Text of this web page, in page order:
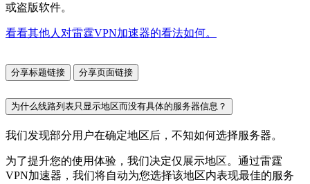
或盗版软件。
看看其他人对雷霆VPN加速器的看法如何。
分享标题链接 分享页面链接
为什么线路列表只显示地区而没有具体的服务器信息？
我们发现部分用户在确定地区后，不知如何选择服务器。
为了提升您的使用体验，我们决定仅展示地区。通过雷霆
VPN加速器，我们将自动为您选择该地区内表现最佳的服务